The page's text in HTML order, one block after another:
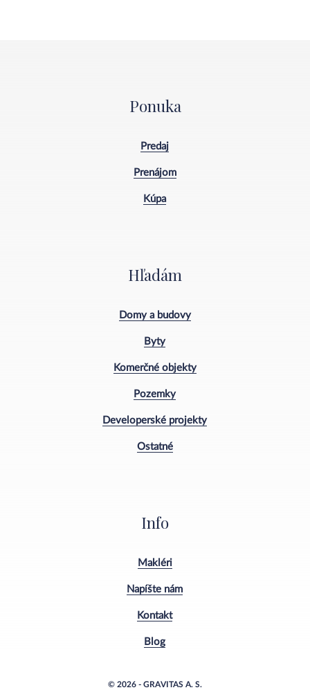
Ponuka
Predaj
Prenájom
Kúpa
Hľadám
Domy a budovy
Byty
Komerčné objekty
Pozemky
Developerské projekty
Ostatné
Info
Makléri
Napíšte nám
Kontakt
Blog
© 2026 - GRAVITAS A. S.